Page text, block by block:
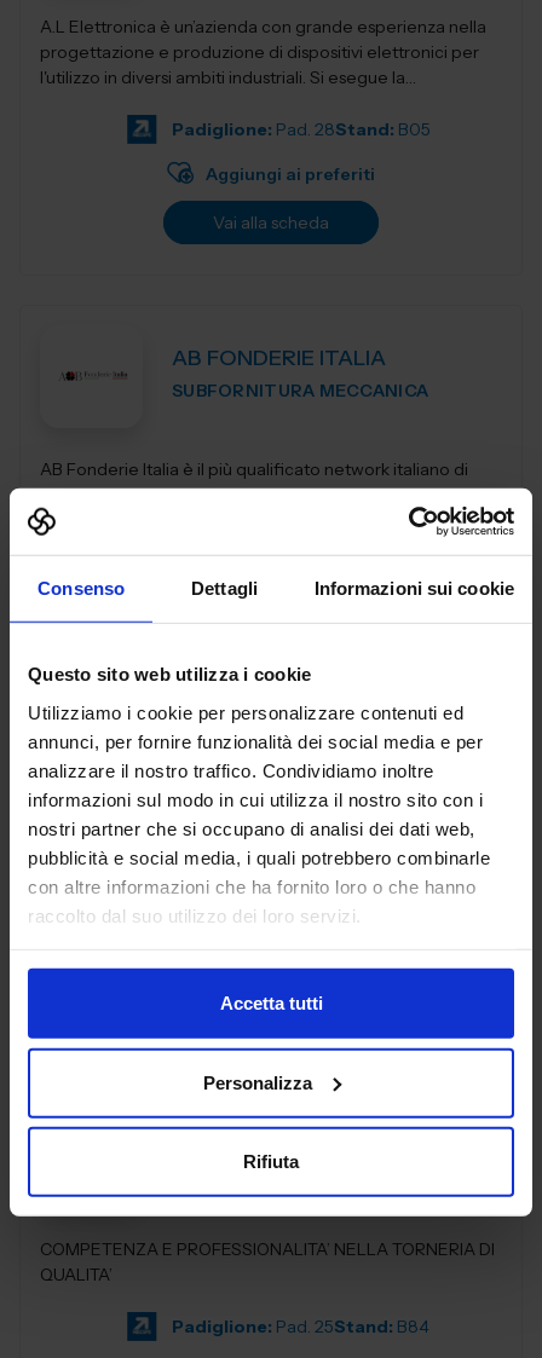
Consenso Dettagli Informazioni sui cookie
Questo sito web utilizza i cookie
Utilizziamo i cookie per personalizzare contenuti ed
annunci, per fornire funzionalità dei social media e per
analizzare il nostro traffico. Condividiamo inoltre
informazioni sul modo in cui utilizza il nostro sito con i
nostri partner che si occupano di analisi dei dati web,
pubblicità e social media, i quali potrebbero combinarle
con altre informazioni che ha fornito loro o che hanno
raccolto dal suo utilizzo dei loro servizi.
Accetta tutti
Personalizza
Rifiuta
A.L Elettronica è un’azienda con grande esperienza nella
progettazione e produzione di dispositivi elettronici per
l'utilizzo in diversi ambiti industriali. Si esegue la
Padiglione: Pad. 28Stand: B05
Aggiungi ai preferiti
Vai alla scheda
AB FONDERIE ITALIA
SUBFORNITURA MECCANICA
AB Fonderie Italia è il più qualificato network italiano di
fonderie. Utilizziamo tutte le tecnologie fusorie, dalla
fonderia in conchiglia alla pressofusione, dalla fonderia in
Vai alla scheda
ACCIAI SPECIALI ZORZETTO
S.R.L.
SUBFORNITURA MECCANICA
Padiglione: Pad. 25Stand:
Vai alla scheda
AFATAC SRL
SUBFORNITURA MECCANICA
COMPETENZA E PROFESSIONALITA’ NELLA TORNERIA DI
QUALITA’
Padiglione: Pad. 25Stand: B84